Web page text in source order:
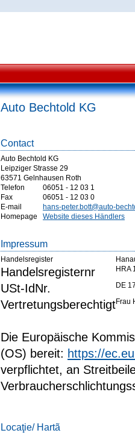
Auto Bechtold KG
Contact
Auto Bechtold KG
Leipziger Strasse 29
63571 Gelnhausen Roth
Telefon
06051 - 12 03 1
Fax
06051 - 12 03 0
E-mail
hans-peter.bott@auto-
Homepage
Website dieses Händlers
Impressum
Handelsregister
Handelsregisternr HRA
USt-IdNr. DE
VertretungsberechtigtFrau
Die Europäische
(OS) bereit: https://
verpflichtet, an
Locaţie/ Hartã